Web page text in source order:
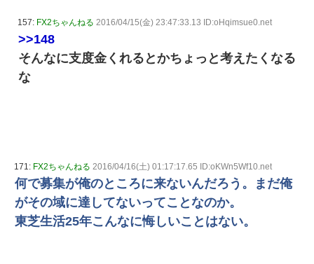
157: FX2ちゃんねる 2016/04/15(金) 23:47:33.13 ID:oHqimsue0.net
>>148
そんなに支度金くれるとかちょっと考えたくなる
な
171: FX2ちゃんねる 2016/04/16(土) 01:17:17.65 ID:oKWn5Wf10.net
何で募集が俺のところに来ないんだろう。まだ俺
がその域に達してないってことなのか。
東芝生活25年こんなに悔しいことはない。